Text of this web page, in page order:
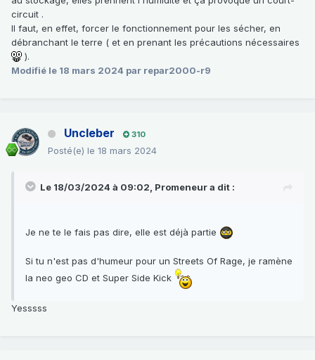
circuit .
Il faut, en effet, forcer le fonctionnement pour les sécher, en
débranchant le terre ( et en prenant les précautions nécessaires
).
Modifié le 18 mars 2024 par repar2000-r9
Uncleber 310
Posté(e) le 18 mars 2024
Le 18/03/2024 à 09:02, Promeneura dit :
Je ne te le fais pas dire, elle est déjà partie
Si tu n'est pas d'humeur pour un Streets Of Rage, je ramène
la neo geo CD et Super Side Kick
Yesssss